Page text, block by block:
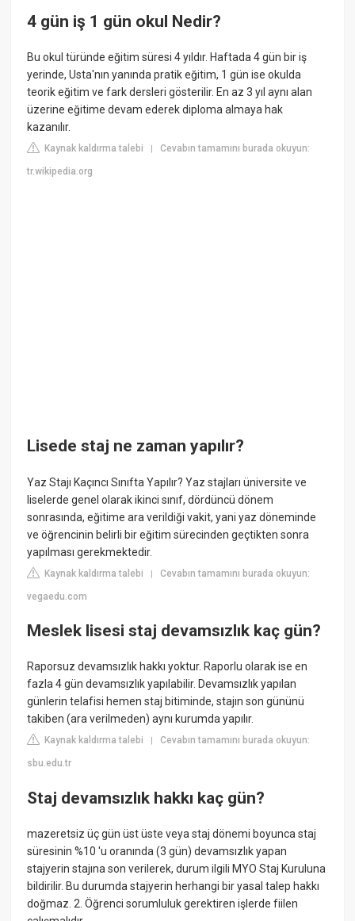
4 gün iş 1 gün okul Nedir?
Bu okul türünde eğitim süresi 4 yıldır. Haftada 4 gün bir iş
yerinde, Usta'nın yanında pratik eğitim, 1 gün ise okulda
teorik eğitim ve fark dersleri gösterilir. En az 3 yıl aynı alan
üzerine eğitime devam ederek diploma almaya hak
kazanılır.
Kaynak kaldırma talebi |Cevabın tamamını burada okuyun:
tr.wikipedia.org
Lisede staj ne zaman yapılır?
Yaz Stajı Kaçıncı Sınıfta Yapılır? Yaz stajları üniversite ve
liselerde genel olarak ikinci sınıf, dördüncü dönem
sonrasında, eğitime ara verildiği vakit, yani yaz döneminde
ve öğrencinin belirli bir eğitim sürecinden geçtikten sonra
yapılması gerekmektedir.
Kaynak kaldırma talebi |Cevabın tamamını burada okuyun:
vegaedu.com
Meslek lisesi staj devamsızlık kaç gün?
Raporsuz devamsızlık hakkı yoktur. Raporlu olarak ise en
fazla 4 gün devamsızlık yapılabilir. Devamsızlık yapılan
günlerin telafisi hemen staj bitiminde, stajın son gününü
takiben (ara verilmeden) aynı kurumda yapılır.
Kaynak kaldırma talebi |Cevabın tamamını burada okuyun:
sbu.edu.tr
Staj devamsızlık hakkı kaç gün?
mazeretsiz üç gün üst üste veya staj dönemi boyunca staj
süresinin %10 'u oranında (3 gün) devamsızlık yapan
stajyerin stajına son verilerek, durum ilgili MYO Staj Kuruluna
bildirilir. Bu durumda stajyerin herhangi bir yasal talep hakkı
doğmaz. 2. Öğrenci sorumluluk gerektiren işlerde fiilen